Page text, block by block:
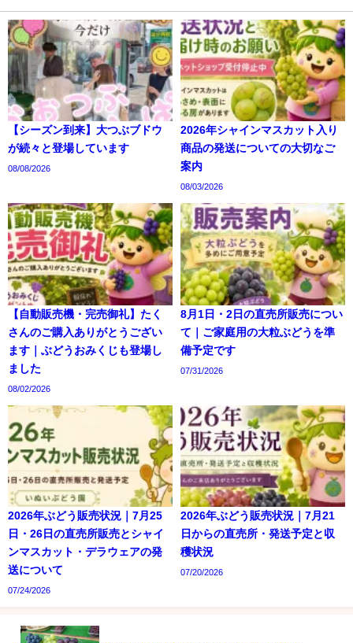
【シーズン到来】大つぶブドウ
が続々と登場しています
08/08/2026
2026年シャインマスカット入り
商品の発送についての大切なご
案内
08/03/2026
【自動販売機・完売御礼】たく
さんのご購入ありがとうござい
ます｜ぶどうおみくじも登場し
ました
08/02/2026
8月1日・2日の直売所販売につい
て｜ご家庭用の大粒ぶどうを準
備予定です
07/31/2026
2026年ぶどう販売状況｜7月25
日・26日の直売所販売とシャイ
ンマスカット・デラウェアの発
送について
07/24/2026
2026年ぶどう販売状況｜7月21
日からの直売所・発送予定と収
穫状況
07/20/2026